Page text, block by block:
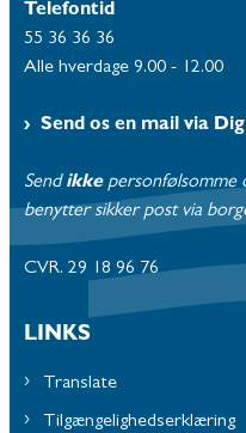
Telefontid
55 36 36 36
Alle hverdage 9.00 - 12.00
Send os en mail via
Send ikke personfølsomme
benytter sikker post via
CVR. 29 18 96 76
LINKS
Translate
Tilgængelighedserklæring